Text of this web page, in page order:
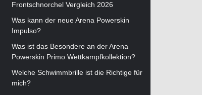
Frontschnorchel Vergleich 2026
Was kann der neue Arena Powerskin
Impulso?
Was ist das Besondere an der Arena
Powerskin Primo Wettkampfkollektion?
Welche Schwimmbrille ist die Richtige für
mich?